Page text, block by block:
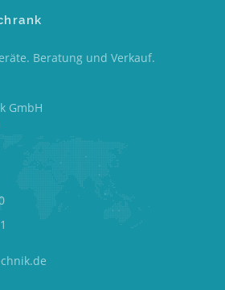
Beratung und Verkauf.
GmbH